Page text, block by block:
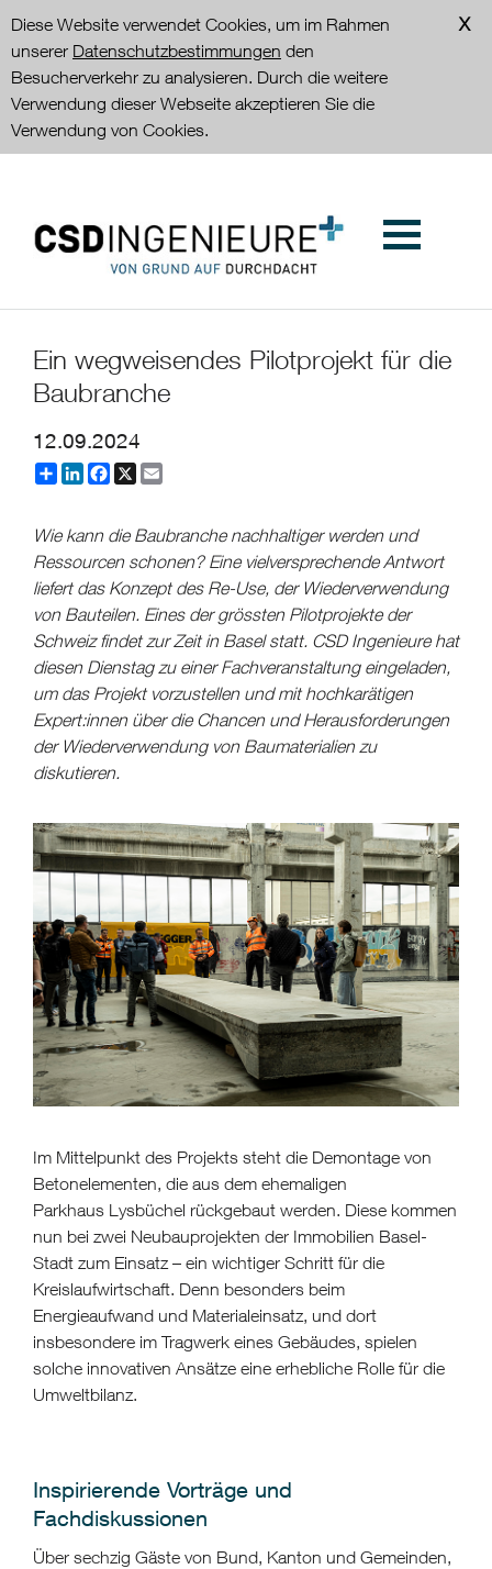
Diese Website verwendet Cookies, um im Rahmen
unserer Datenschutzbestimmungen den
Besucherverkehr zu analysieren. Durch die weitere
Verwendung dieser Webseite akzeptieren Sie die
Verwendung von Cookies.
Ein wegweisendes Pilotprojekt für die
Baubranche
12.09.2024
PartagerLinkedInFacebook
Wie kann die Baubranche nachhaltiger werden und
Ressourcen schonen? Eine vielversprechende Antwort
liefert das Konzept des Re-Use, der Wiederverwendung
von Bauteilen. Eines der grössten Pilotprojekte der
Schweiz findet zur Zeit in Basel statt. CSD Ingenieure hat
diesen Dienstag zu einer Fachveranstaltung eingeladen,
um das Projekt vorzustellen und mit hochkarätigen
Expert:innen über die Chancen und Herausforderungen
der Wiederverwendung von Baumaterialien zu
diskutieren.
Im Mittelpunkt des Projekts steht die Demontage von
Betonelementen, die aus dem ehemaligen
Parkhaus Lysbüchel rückgebaut werden. Diese kommen
nun bei zwei Neubauprojekten der Immobilien Basel-
Stadt zum Einsatz – ein wichtiger Schritt für die
Kreislaufwirtschaft. Denn besonders beim
Energieaufwand und Materialeinsatz, und dort
insbesondere im Tragwerk eines Gebäudes, spielen
solche innovativen Ansätze eine erhebliche Rolle für die
Umweltbilanz.
Inspirierende Vorträge und
Fachdiskussionen
Über sechzig Gäste von Bund, Kanton und Gemeinden,